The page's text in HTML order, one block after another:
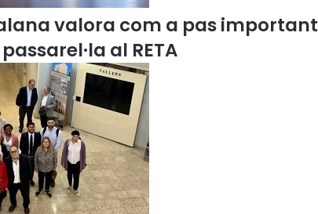
n
o
e
l
b
i
n
a
valora com a pas important
al RETA